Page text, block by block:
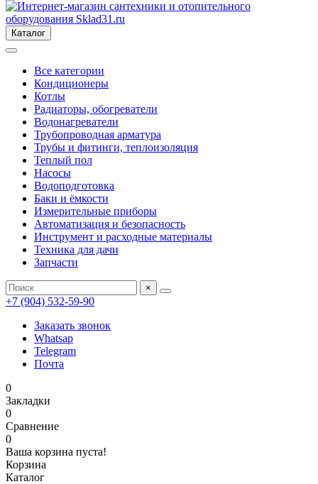
Каталог
Все категории
Кондиционеры
Котлы
Радиаторы, обогреватели
Водонагреватели
Трубопроводная арматура
Трубы и фитинги, теплоизоляция
Теплый пол
Насосы
Водоподготовка
Баки и ёмкости
Измерительные приборы
Автоматизация и безопасность
Инструмент и расходные материалы
Техника для дачи
Запчасти
×
+7 (904) 532-59-90
Заказать звонок
Whatsap
Telegram
Почта
0
Закладки
0
Сравнение
0
Ваша корзина пуста!
Корзина
Каталог